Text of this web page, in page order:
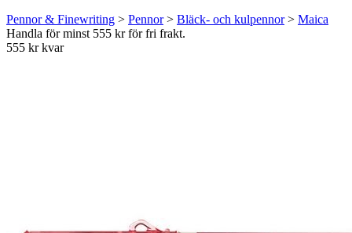
Pennor & Finewriting > Pennor> Bläck- och kulpennor> Maica
Handla för minst 555 kr för fri frakt.
555 kr kvar